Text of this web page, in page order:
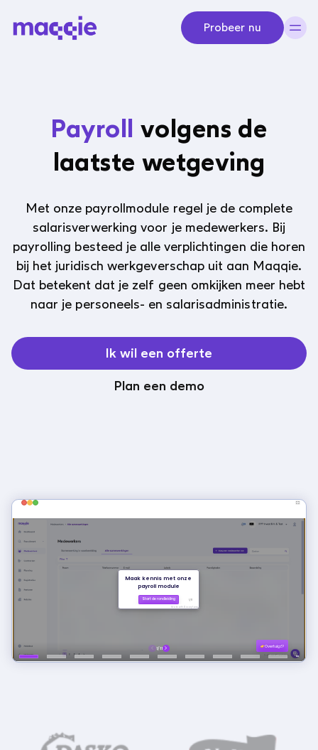
Probeer nu
Payroll volgens de
laatste wetgeving
Met onze payrollmodule regel je de complete
salarisverwerking voor je medewerkers. Bij
payrolling besteed je alle verplichtingen die horen
bij het juridisch werkgeverschap uit aan Maqqie.
Dat betekent dat je zelf geen omkijken meer hebt
naar je personeels- en salarisadministratie.
Ik wil een offerte
Plan een demo